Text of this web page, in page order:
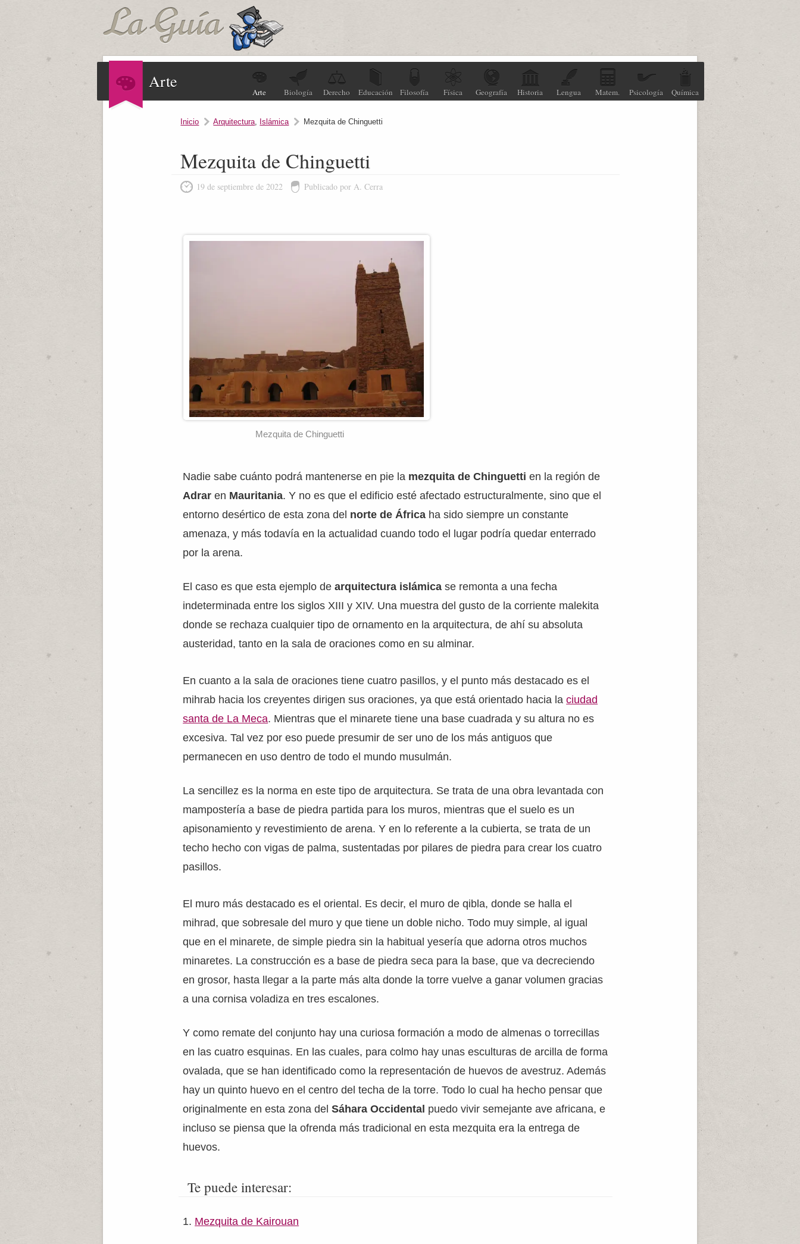
Arte
Arte Biología Derecho Educación Filosofía Física Geografía Historia Lengua Matem. Psicología Química
Inicio Arquitectura, Islámica Mezquita de Chinguetti
Mezquita de Chinguetti
19 de septiembre de 2022 Publicado por A. Cerra
Mezquita de Chinguetti
Nadie sabe cuánto podrá mantenerse en pie la mezquita de Chinguetti en la región de
Adrar en Mauritania. Y no es que el edificio esté afectado estructuralmente, sino que el
entorno desértico de esta zona del norte de África ha sido siempre un constante
amenaza, y más todavía en la actualidad cuando todo el lugar podría quedar enterrado
por la arena.
El caso es que esta ejemplo dearquitectura islámica se remonta a una fecha
indeterminada entre los siglos XIII y XIV. Una muestra del gusto de la corriente malekita
donde se rechaza cualquier tipo de ornamento en la arquitectura, de ahí su absoluta
austeridad, tanto en la sala de oraciones como en su alminar.
En cuanto a la sala de oraciones tiene cuatro pasillos, y el punto más destacado es el
mihrab hacia los creyentes dirigen sus oraciones, ya que está orientado hacia laciudad
santa de La Meca. Mientras que el minarete tiene una base cuadrada y su altura no es
excesiva. Tal vez por eso puede presumir de ser uno de los más antiguos que
permanecen en uso dentro de todo el mundo musulmán.
La sencillez es la norma en este tipo de arquitectura. Se trata de una obra levantada con
mampostería a base de piedra partida para los muros, mientras que el suelo es un
apisonamiento y revestimiento de arena. Y en lo referente a la cubierta, se trata de un
techo hecho con vigas de palma, sustentadas por pilares de piedra para crear los cuatro
pasillos.
El muro más destacado es el oriental. Es decir, el muro de qibla, donde se halla el
mihrad, que sobresale del muro y que tiene un doble nicho. Todo muy simple, al igual
que en el minarete, de simple piedra sin la habitual yesería que adorna otros muchos
minaretes. La construcción es a base de piedra seca para la base, que va decreciendo
en grosor, hasta llegar a la parte más alta donde la torre vuelve a ganar volumen gracias
a una cornisa voladiza en tres escalones.
Y como remate del conjunto hay una curiosa formación a modo de almenas o torrecillas
en las cuatro esquinas. En las cuales, para colmo hay unas esculturas de arcilla de forma
ovalada, que se han identificado como la representación de huevos de avestruz. Además
hay un quinto huevo en el centro del techa de la torre. Todo lo cual ha hecho pensar que
originalmente en esta zona delSáhara Occidental puedo vivir semejante ave africana, e
incluso se piensa que la ofrenda más tradicional en esta mezquita era la entrega de
huevos.
Te puede interesar:
Mezquita de Kairouan